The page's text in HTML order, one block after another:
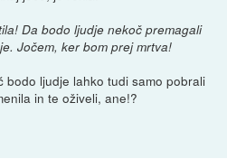
Da bodo ljudje nekoč premagali
Jočem, ker bom prej mrtva!
bodo ljudje lahko tudi samo pobrali
in te oživeli, ane!?